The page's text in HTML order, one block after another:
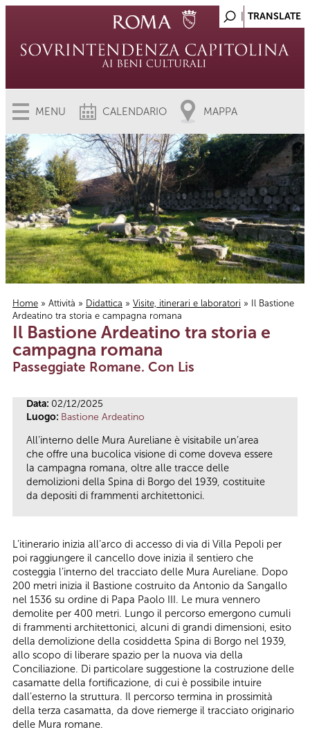
MENU CALENDARIO MAPPA
Tu sei qui
Home » Attività » Didattica » Visite, itinerari e laboratori » Il Bastione
Ardeatino tra storia e campagna romana
Il Bastione Ardeatino tra storia e
campagna romana
Passeggiate Romane. Con Lis
Data: 02/12/2025
Luogo: Bastione Ardeatino
All’interno delle Mura Aureliane è visitabile un’area
che offre una bucolica visione di come doveva essere
la campagna romana, oltre alle tracce delle
demolizioni della Spina di Borgo del 1939, costituite
da depositi di frammenti architettonici.
L’itinerario inizia all’arco di accesso di via di Villa Pepoli per
poi raggiungere il cancello dove inizia il sentiero che
costeggia l’interno del tracciato delle Mura Aureliane. Dopo
200 metri inizia il Bastione costruito da Antonio da Sangallo
nel 1536 su ordine di Papa Paolo III. Le mura vennero
demolite per 400 metri. Lungo il percorso emergono cumuli
di frammenti architettonici, alcuni di grandi dimensioni, esito
della demolizione della cosiddetta Spina di Borgo nel 1939,
allo scopo di liberare spazio per la nuova via della
Conciliazione. Di particolare suggestione la costruzione delle
casamatte della fortificazione, di cui è possibile intuire
dall’esterno la struttura. Il percorso termina in prossimità
della terza casamatta, da dove riemerge il tracciato originario
delle Mura romane.